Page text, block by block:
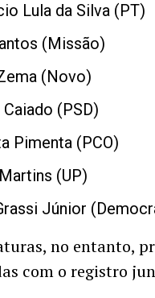
Lula da Silva (PT)
(Missão)
(Novo)
(PSD)
Pimenta (PCO)
(UP)
Júnior
no entanto,
com o registro